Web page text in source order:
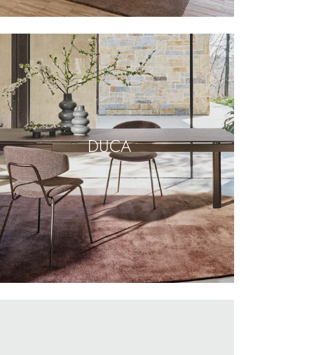
DUCA